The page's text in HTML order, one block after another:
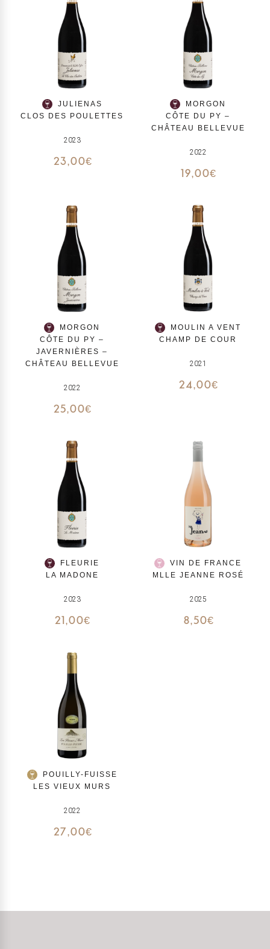
JULIENAS
CLOS DES POULETTES
2023
23,00€
MORGON
CÔTE DU PY –
CHÂTEAU BELLEVUE
2022
19,00€
MORGON
CÔTE DU PY –
JAVERNIÈRES –
CHÂTEAU BELLEVUE
2022
25,00€
MOULIN A VENT
CHAMP DE COUR
2021
24,00€
FLEURIE
LA MADONE
2023
21,00€
VIN DE FRANCE
MLLE JEANNE ROSÉ
2025
8,50€
POUILLY-FUISSE
LES VIEUX MURS
2022
27,00€